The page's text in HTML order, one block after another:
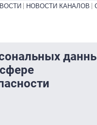
НОВОСТИ КАНАЛОВ